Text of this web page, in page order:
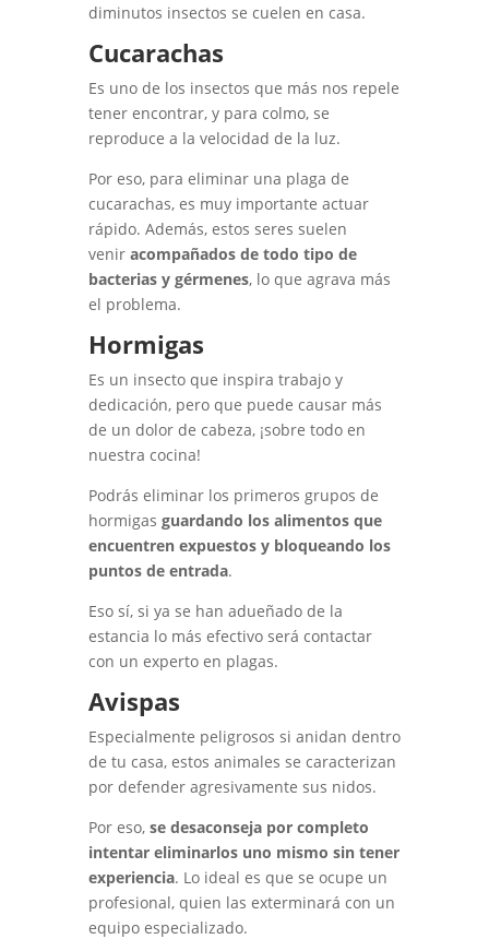
diminutos insectos se cuelen en casa.
Cucarachas
Es uno de los insectos que más nos repele
tener encontrar, y para colmo, se
reproduce a la velocidad de la luz.
Por eso, para eliminar una plaga de
cucarachas, es muy importante actuar
rápido. Además, estos seres suelen
venir acompañados de todo tipo de
bacterias y gérmenes, lo que agrava más
el problema.
Hormigas
Es un insecto que inspira trabajo y
dedicación, pero que puede causar más
de un dolor de cabeza, ¡sobre todo en
nuestra cocina!
Podrás eliminar los primeros grupos de
hormigas guardando los alimentos que
encuentren expuestos y bloqueando los
puntos de entrada.
Eso sí, si ya se han adueñado de la
estancia lo más efectivo será contactar
con un experto en plagas.
Avispas
Especialmente peligrosos si anidan dentro
de tu casa, estos animales se caracterizan
por defender agresivamente sus nidos.
Por eso, se desaconseja por completo
intentar eliminarlos uno mismo sin tener
experiencia. Lo ideal es que se ocupe un
profesional, quien las exterminará con un
equipo especializado.